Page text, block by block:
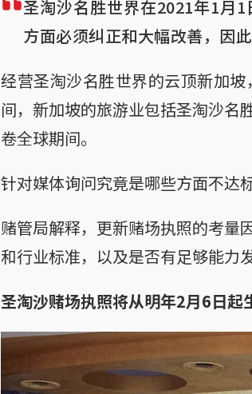
圣淘沙名胜世界在2021年1月
方面必须纠正和大幅改善，因
经营圣淘沙名胜世界的云顶新加
间，新加坡的旅游业包括圣淘沙名
卷全球期间。
针对媒体询问究竟是哪些方面不达
赌管局解释，更新赌场执照的考量
和行业标准，以及是否有足够能力
圣淘沙赌场执照将从明年2月6日起